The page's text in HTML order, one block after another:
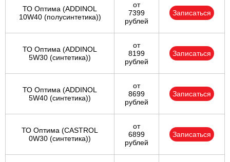
ТО Оптима (ADDINOL
10W40 (полусинтетика))
от
7399
рублей
Записаться
ТО Оптима (ADDINOL
5W30 (синтетика))
от
8199
рублей
Записаться
ТО Оптима (ADDINOL
5W40 (синтетика))
от
8699
рублей
Записаться
ТО Оптима (CASTROL
0W30 (синтетика))
от
6899
рублей
Записаться